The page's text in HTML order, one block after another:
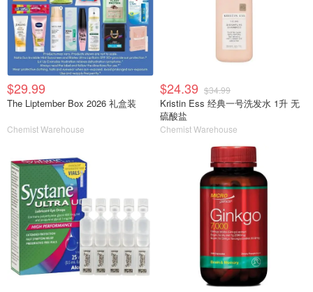
$29.99
The Liptember Box 2026 礼盒装
Chemist Warehouse
$24.39 $34.99
Kristin Ess 经典一号洗发水 1升 无
硫酸盐
Chemist Warehouse